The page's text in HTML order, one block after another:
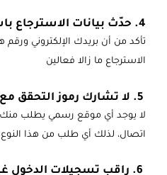
4. حدّث بيانات الاسترجاع باستمرار
تأكد من أن بريدك الإلكتروني
الاسترجاع ما زالا فعالين
اتصال، لذلك أي طلب من هذا النوع